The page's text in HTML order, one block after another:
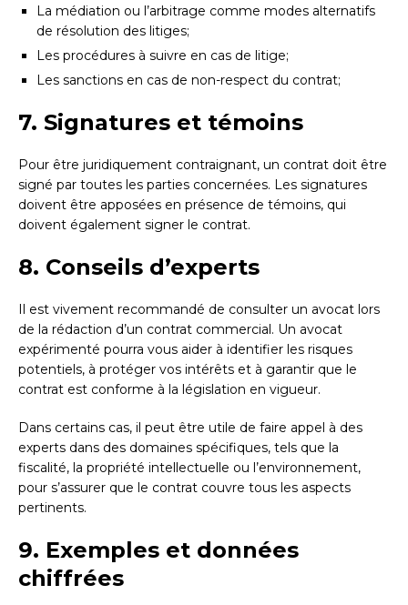
La médiation ou l’arbitrage comme modes alternatifs
de résolution des litiges;
Les procédures à suivre en cas de litige;
Les sanctions en cas de non-respect du contrat;
7. Signatures et témoins
Pour être juridiquement contraignant, un contrat doit être
signé par toutes les parties concernées. Les signatures
doivent être apposées en présence de témoins, qui
doivent également signer le contrat.
8. Conseils d’experts
Il est vivement recommandé de consulter un avocat lors
de la rédaction d’un contrat commercial. Un avocat
expérimenté pourra vous aider à identifier les risques
potentiels, à protéger vos intérêts et à garantir que le
contrat est conforme à la législation en vigueur.
Dans certains cas, il peut être utile de faire appel à des
experts dans des domaines spécifiques, tels que la
fiscalité, la propriété intellectuelle ou l’environnement,
pour s’assurer que le contrat couvre tous les aspects
pertinents.
9. Exemples et données
chiffrées